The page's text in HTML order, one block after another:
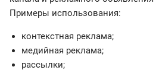
Примеры использования:
контекстная реклама;
медийная реклама;
рассылки;